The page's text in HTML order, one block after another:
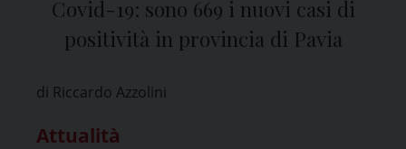
Covid-19: sono 669 i nuovi casi di
positività in provincia di Pavia
di Riccardo Azzolini
Attualità